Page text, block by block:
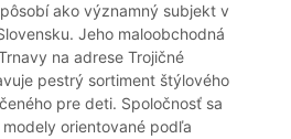
pôsobí ako významný subjekt v
Jeho maloobchodná
na adrese Trojičné
pestrý sortiment štýlového
pre deti. Spoločnosť sa
orientované podľa